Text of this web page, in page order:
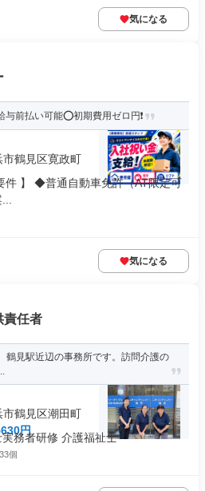
気になる
与前払い可能⭕初期費用ゼロ円❗
鶴見区寛政町
件 】 ◆普通自動車免許（AT限定可
気になる
責任者
見駅近辺の事務所です。訪問介護の
鶴見区潮田町
円
務者研修 介護福祉士
個